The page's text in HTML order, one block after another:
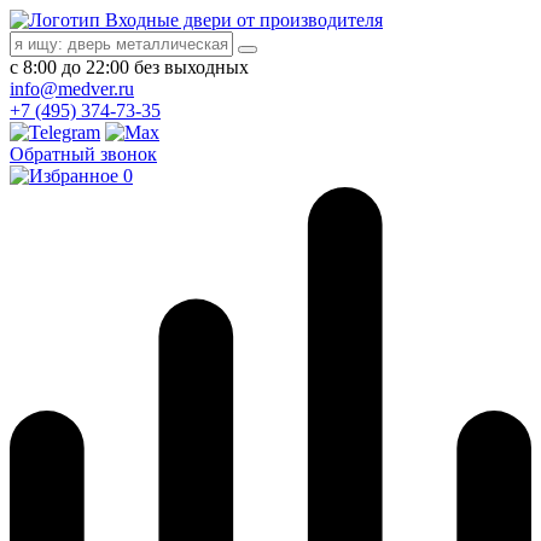
Входные двери от производителя
с 8:00 до 22:00 без выходных
info@medver.ru
+7 (495) 374-73-35
Обратный звонок
0